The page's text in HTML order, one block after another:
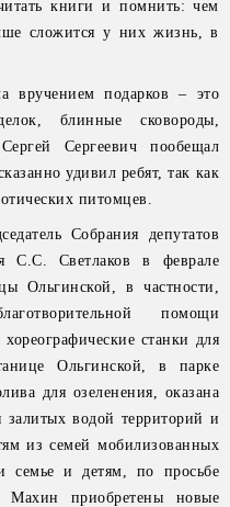
книги и помнить: чем
сложится у них жизнь, в
вручением подарков – это
блинные сковороды,
Сергеевич пообещал
удивил ребят, так как
питомцев.
Собрания депутатов
С.С. Светлаков в феврале
Ольгинской, в частности,
помощи
станки для
Ольгинской, в парке
для озеленения, оказана
водой территорий и
из семей мобилизованных
семье и детям, по просьбе
Махин приобретены новые